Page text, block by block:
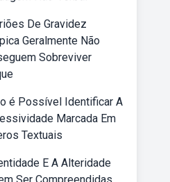
De Gravidez
Geralmente Não
Sobreviver
é Possível Identificar A
Marcada Em
Textuais
E A Alteridade